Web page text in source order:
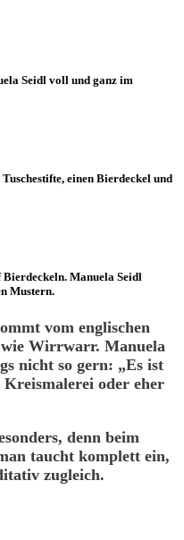
Seidl voll und ganz im
einen Bierdeckel und
Manuela Seidl
Mustern.
vom englischen
wie Wirrwarr. Manuela
nicht so gern: „Es ist
Kreismalerei oder eher
denn beim
taucht komplett ein,
zugleich.